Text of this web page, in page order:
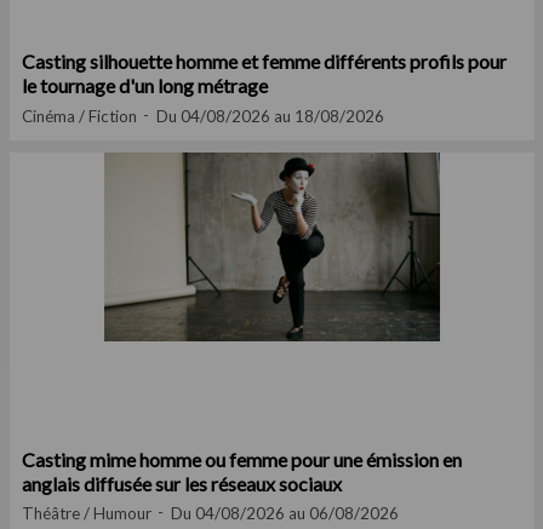
Casting silhouette homme et femme différents profils pour
le tournage d'un long métrage
Cinéma / Fiction Du 04/08/2026 au 18/08/2026
Casting mime homme ou femme pour une émission en
anglais diffusée sur les réseaux sociaux
Théâtre / Humour Du 04/08/2026 au 06/08/2026